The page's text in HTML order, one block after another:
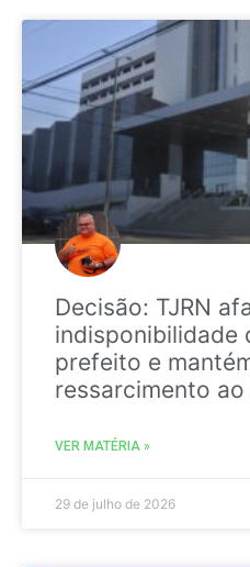
Decisão: TJRN
indisponibilidade
prefeito e
ressarcimento
VER MATÉRIA »
29 de julho de 2026